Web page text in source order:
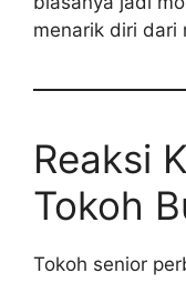
menarik diri dari
Reaksi
Tokoh
Tokoh senior